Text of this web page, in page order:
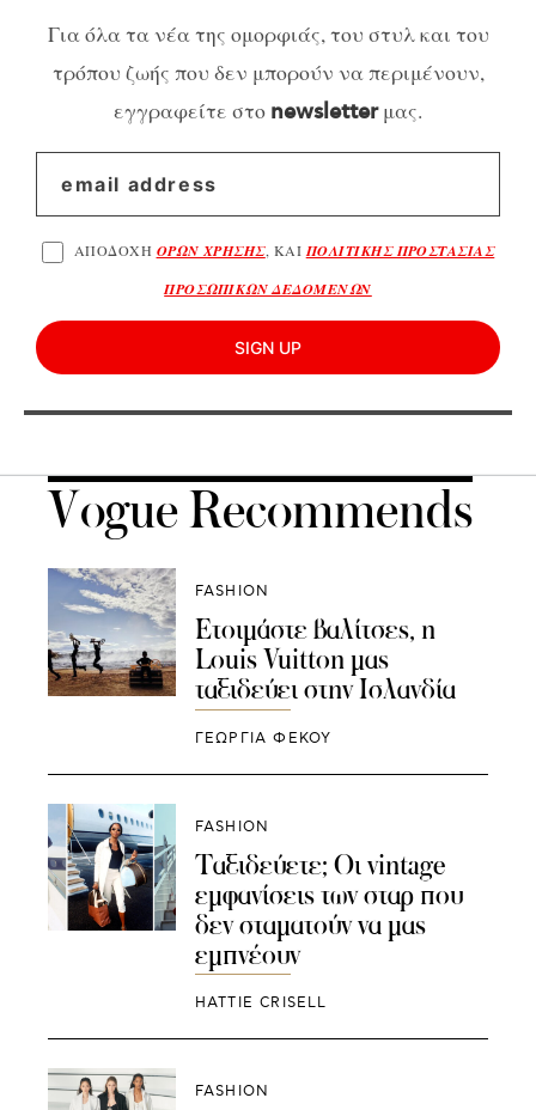
Για όλα τα νέα της ομορφιάς, του στυλ και του
τρόπου ζωής που δεν μπορούν να περιμένουν,
εγγραφείτε στο newsletterμας.
ΑΠΟΔΟΧΗ ΟΡΩΝ ΧΡΗΣΗΣ, ΚΑΙ ΠΟΛΙΤΙΚΗΣ ΠΡΟΣΤΑΣΙΑΣ
ΠΡΟΣΩΠΙΚΩΝ ΔΕΔΟΜΕΝΩΝ
SIGN UP
Vogue Recommends
FASHION
Eτοιμάστε βαλίτσες, η
Louis Vuitton μας
ταξιδεύει στην Ισλανδία
ΓΕΩΡΓΙΑ ΦΕΚΟΥ
FASHION
Ταξιδεύετε; Οι vintage
εμφανίσεις των σταρ που
δεν σταματούν να μας
εμπνέουν
HATTIE CRISELL
FASHION